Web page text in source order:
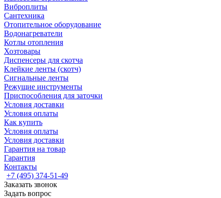
Виброплиты
Сантехника
Отопительное оборудование
Водонагреватели
Котлы отопления
Хозтовары
Диспенсеры для скотча
Клейкие ленты (скотч)
Сигнальные ленты
Режущие инструменты
Приспособления для заточки
Условия доставки
Условия оплаты
Как купить
Условия оплаты
Условия доставки
Гарантия на товар
Гарантия
Контакты
+7 (495) 374-51-49
Заказать звонок
Задать вопрос